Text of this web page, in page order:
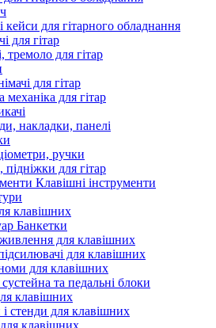
кейси для гітарного обладнання
для гітар
тремоло для гітар
для гітар
механіка для гітар
накладки, панелі
ручки
для гітар
Клавішні інструменти
клавішних
Банкетки
для клавішних
для клавішних
для клавішних
та педальні блоки
клавішних
і стенди для клавішних
клавішних